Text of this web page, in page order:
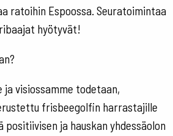
ratoihin Espoossa. Seuratoimintaa
hyötyvät!
ja visiossamme todetaan,
frisbeegolfin harrastajille
ja hauskan yhdessäolon